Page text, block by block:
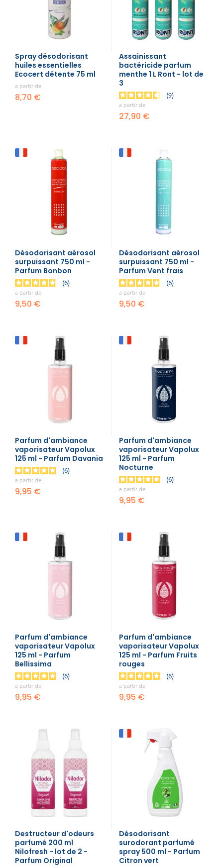
Spray désodorisant
huiles essentielles
Ecocert détente 75 ml
a partir de
8,70 €
Assainissant
bactéricide parfum
menthe 1 L Ront - lot de
3
9
a partir de
27,90 €
Désodorisant aérosol
surpuissant 750 ml -
Parfum Bonbon
6
a partir de
9,50 €
Désodorisant aérosol
surpuissant 750 ml -
Parfum Vent frais
6
a partir de
9,50 €
Parfum d'ambiance
vaporisateur Vapolux
125 ml - Parfum Davania
6
a partir de
9,95 €
Parfum d'ambiance
vaporisateur Vapolux
125 ml - Parfum
Nocturne
6
a partir de
9,95 €
Parfum d'ambiance
vaporisateur Vapolux
125 ml - Parfum
Bellissima
6
a partir de
9,95 €
Parfum d'ambiance
vaporisateur Vapolux
125 ml - Parfum Fruits
rouges
6
a partir de
9,95 €
Destructeur d'odeurs
parfumé 200 ml
Nilofresh - lot de 2 -
Parfum Original
Désodorisant
surodorant parfumé
spray 500 ml - Parfum
Citron vert